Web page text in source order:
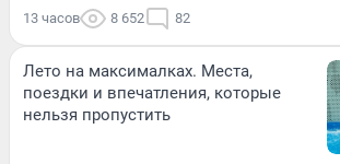
13 часов 8 652 82
Лето на максималках. Места,
поездки и впечатления, которые
нельзя пропустить